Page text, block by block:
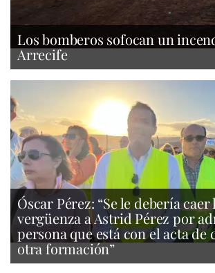
Los bomberos sofocan un
Arrecife
Óscar Pérez: “Se le debería
vergüenza a Astrid Pérez por
persona que está con el acta de
otra formación”